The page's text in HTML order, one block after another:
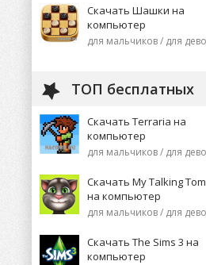
Скачать Шашки на
компьютер
ТОП бесплатных
Скачать Terraria на
компьютер
Скачать My Talking Tom
на компьютер
Скачать The Sims 3 на
компьютер